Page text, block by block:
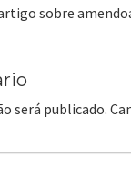
sobre
será publicado.